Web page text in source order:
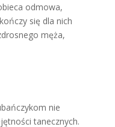
odmowa,
się dla nich
męża,
nie
tanecznych.